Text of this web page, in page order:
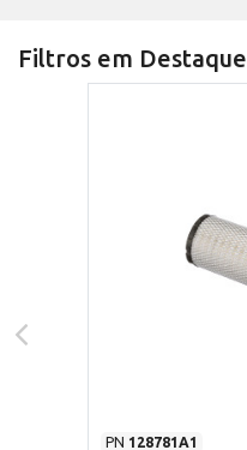
Filtros em Destaque
PN 128781A1